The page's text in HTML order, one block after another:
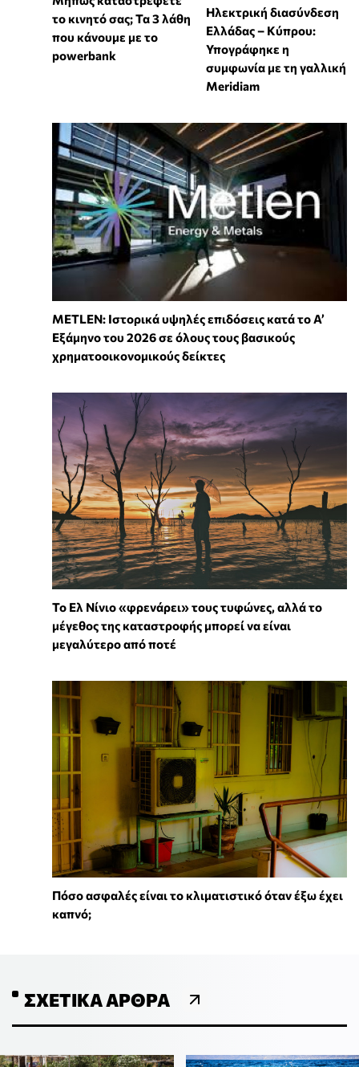
το κινητό σας; Τα 3 λάθη
που κάνουμε με το
powerbank
Ηλεκτρική διασύνδεση
Ελλάδας – Κύπρου:
Υπογράφηκε η
συμφωνία με τη γαλλική
Meridiam
METLEN: Ιστορικά υψηλές επιδόσεις κατά το Α’
Εξάμηνο του 2026 σε όλους τους βασικούς
χρηματοοικονομικούς δείκτες
Το Ελ Νίνιο «φρενάρει» τους τυφώνες, αλλά το
μέγεθος της καταστροφής μπορεί να είναι
μεγαλύτερο από ποτέ
Πόσο ασφαλές είναι το κλιματιστικό όταν έξω έχει
καπνό;
ΣΧΕΤΙΚΆ ΆΡΘΡΑ